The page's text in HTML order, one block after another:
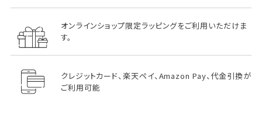
オンラインショップ限定ラッピングをご利用いただけま
す。
クレジットカード、楽天ペイ、Amazon Pay、代金引換が
ご利用可能